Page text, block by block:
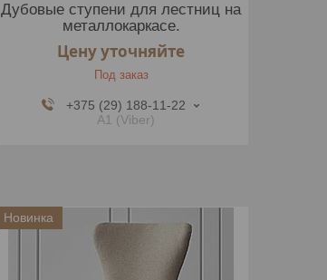
Дубовые ступени для лестниц на
металлокаркасе.
Цену уточняйте
Под заказ
+375 (29) 188-11-22
А1 (Viber)
Новинка